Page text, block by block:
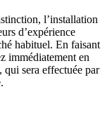
l’installation
d’expérience
habituel. En faisant
immédiatement en
sera effectuée par